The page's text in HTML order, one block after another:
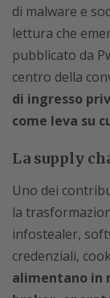
di malware e
lettura che
pubblicato da
centro della
di ingresso
come leva su
La supply
Uno dei
la
infostealer,
credenziali,
alimentano in